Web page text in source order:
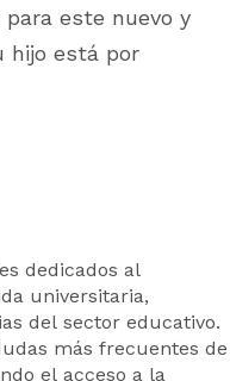
para este nuevo y
hijo está por
dedicados al
universitaria,
del sector educativo.
más frecuentes de
el acceso a la